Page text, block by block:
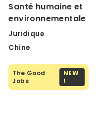
Santé humaine et
environnementale
Juridique
Chine
The Good
Jobs
NEW
!